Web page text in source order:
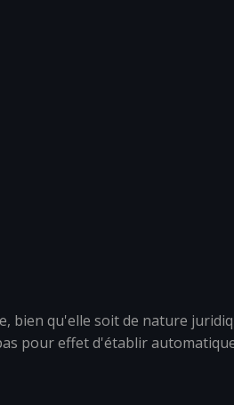
bien qu'elle soit de nature
pour effet d'établir